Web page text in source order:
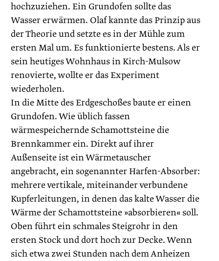
hochzuziehen. Ein Grundofen sollte das
Wasser erwärmen. Olaf kannte das Prinzip aus
der Theorie und setzte es in der Mühle zum
ersten Mal um. Es funktionierte bestens. Als er
sein heutiges Wohnhaus in Kirch-Mulsow
renovierte, wollte er das Experiment
wiederholen.
In die Mitte des Erdgeschoßes baute er einen
Grundofen. Wie üblich fassen
wärmespeichernde Schamottsteine die
Brennkammer ein. Direkt auf ihrer
Außenseite ist ein Wärmetauscher
angebracht, ein sogenannter Harfen-Absorber:
mehrere vertikale, miteinander verbundene
Kupferleitungen, in denen das kalte Wasser die
Wärme der Schamottsteine »absorbieren« soll.
Oben führt ein schmales Steigrohr in den
ersten Stock und dort hoch zur Decke. Wenn
sich etwa zwei Stunden nach dem Anheizen